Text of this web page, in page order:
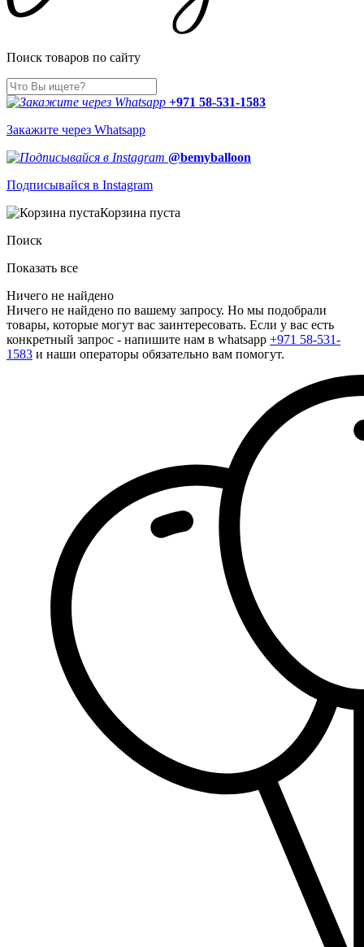
Поиск товаров по сайту
+971 58-531-1583
Закажите через Whatsapp
@bemyballoon
Подписывайся в Instagram
Корзина пуста
Поиск
Показать все
Ничего не найдено
Ничего не найдено по вашему запросу. Но мы подобрали
товары, которые могут вас заинтересовать. Если у вас есть
конкретный запрос - напишите нам в whatsapp +971 58-531-
1583 и наши операторы обязательно вам помогут.